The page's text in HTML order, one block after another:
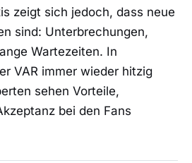
zeigt sich jedoch, dass neue
sind: Unterbrechungen,
Wartezeiten. In
VAR immer wieder hitzig
sehen Vorteile,
bei den Fans